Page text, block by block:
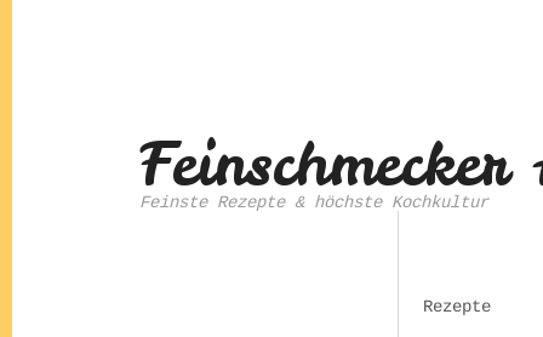
Feinste Rezepte & höchste Kochkultur
Rezepte